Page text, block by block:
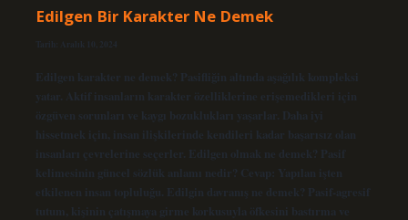
Edilgen Bir Karakter Ne Demek
Tarih: Aralık 10, 2024
Edilgen karakter ne demek? Pasifliğin altında aşağılık kompleksi
yatar. Aktif insanların karakter özelliklerine erişemedikleri için
özgüven sorunları ve kaygı bozuklukları yaşarlar. Daha iyi
hissetmek için, insan ilişkilerinde kendileri kadar başarısız olan
insanları çevrelerine seçerler. Edilgen olmak ne demek? Pasif
kelimesinin güncel sözlük anlamı nedir? Cevap: Yapılan işten
etkilenen insan topluluğu. Edilgin davranış ne demek? Pasif-agresif
tutum, kişinin çatışmaya girme korkusuyla öfkesini bastırma ve